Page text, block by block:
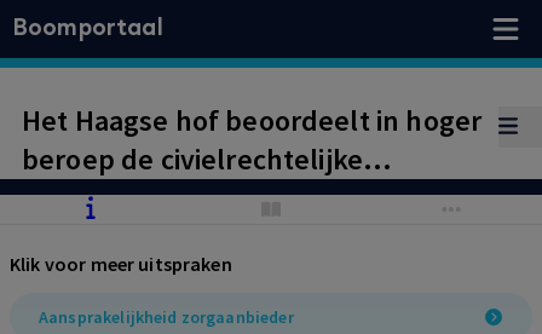
Boomportaal
Het Haagse hof beoordeelt in hoger
beroep de civielrechtelijke
aansprakelijkheid van de
Haagse borstchirurg. Het hof neemt
met behulp van bewijsvermoedens
Klik voor meer uitspraken
Aansprakelijkheid zorgaanbieder